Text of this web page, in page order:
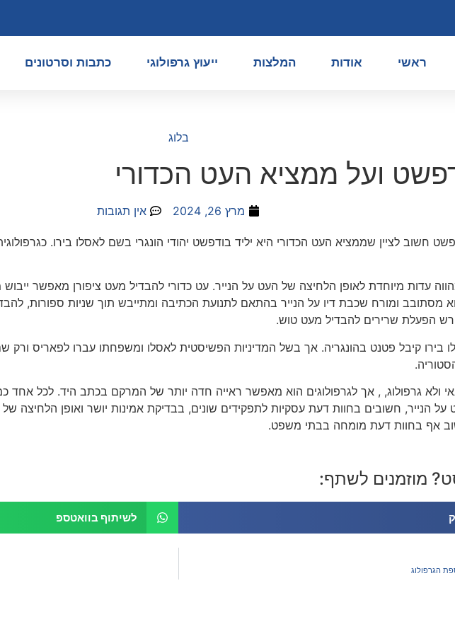
ראשי אודות המלצות ייעוץ גרפולוגי כתבות וסרטונים
בלוג
ועל ממציא העט הכדורי
מרץ 26, 2024 אין תגובות
חשוב לציין שממציא העט הכדורי היא יליד בודפשט יהודי הונגרי בשם לאסלו בירו.
עדות מיוחדת לאופן הלחיצה של העט על הנייר. עט כדורי להבדיל מעט ציפורן מאפשר
הוא מסתובב ומורח שכבת דיו על הנייר בהתאם לתנועת הכתיבה ומתייבש תוך שניות ספורות,
הפעלת שרירים להבדיל מעט טוש.
כדורי לסלו בירו קיבל פטנט בהונגריה. אך בשל המדיניות הפשיסטית לאסלו ומשפחתו עברו לפאריס
ולא גרפולוג, , אך לגרפולוגים הוא מאפשר ראייה חדה יותר של המרקם בכתב היד. לכל אחד
הנייר, חשובים בחוות דעת עסקיות לתפקידים שונים, בבדיקת אמינות יושר ואופן הלחיצה של
אף בחוות דעת מומחה בבתי משפט.
מוזמנים לשתף:
לשיתוף בוואטספ
הגרפולוג